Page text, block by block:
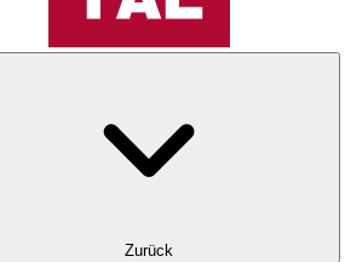
Zurück